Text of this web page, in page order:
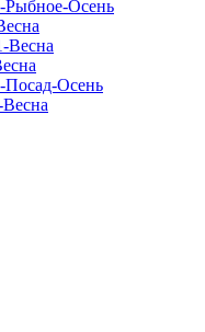
Рыбное-Осень
Весна
Посад-Осень
Весна